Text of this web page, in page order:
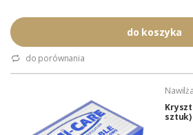
Xikar
to
do koszyka
do porównania
sztuk)